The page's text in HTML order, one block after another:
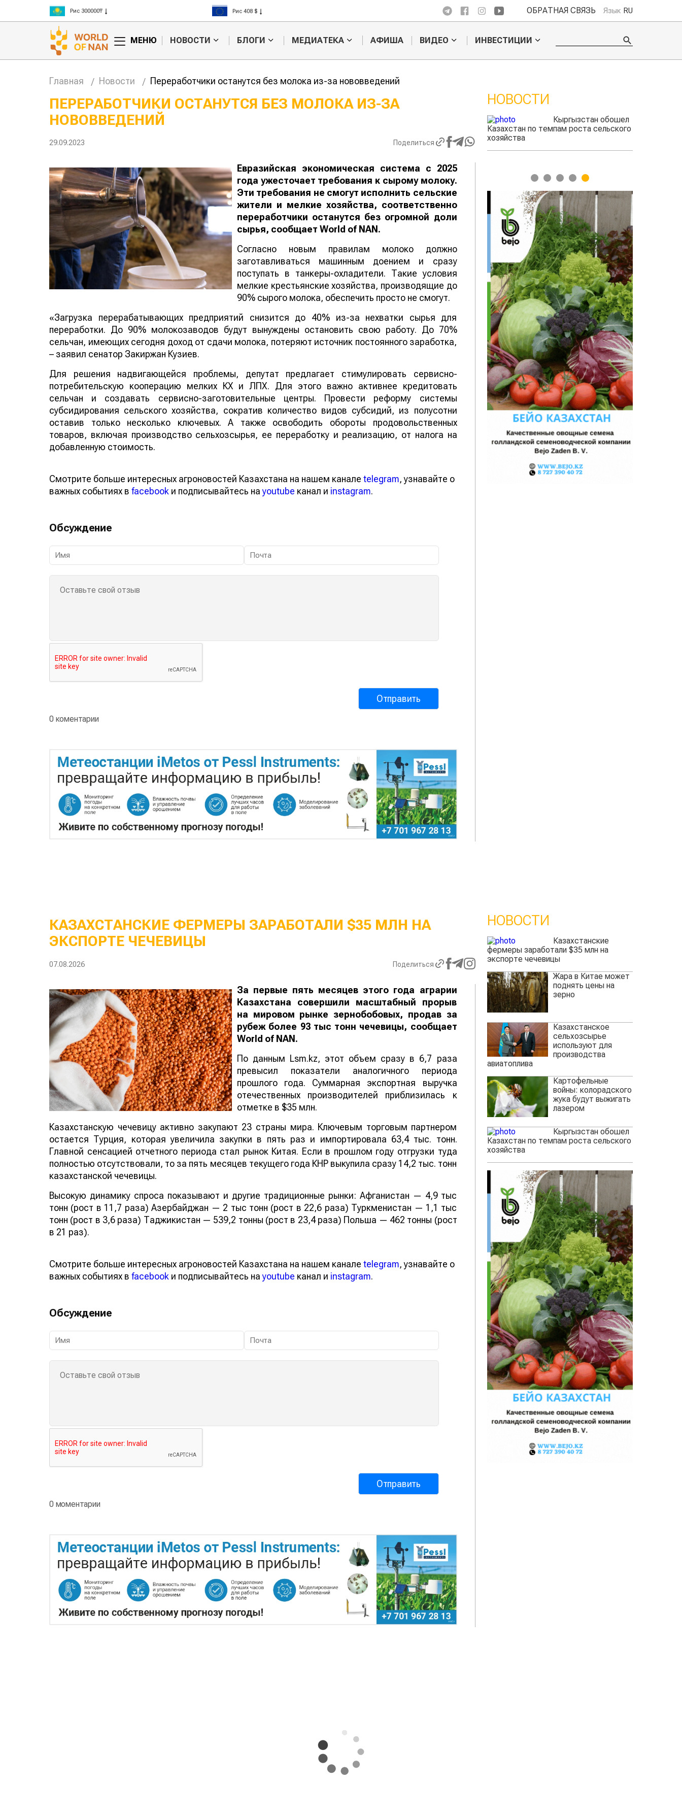
Рис 300000₸
Пшеница 3 класс 125000₸
Рис 408 $
Пшеница 423 $
ОБРАТНАЯ СВЯЗЬ Язык RU
МЕНЮ НОВОСТИ БЛОГИ МЕДИАТЕКА АФИША ВИДЕО ИНВЕСТИЦИИ
Главная Новости Переработчики останутся без молока из-за нововведений
ПЕРЕРАБОТЧИКИ ОСТАНУТСЯ БЕЗ МОЛОКА ИЗ-ЗА
НОВОВВЕДЕНИЙ
29.09.2023 Поделиться
Евразийская экономическая система с 2025
года ужесточает требования к сырому молоку.
Эти требования не смогут исполнить сельские
жители и мелкие хозяйства, соответственно
переработчики останутся без огромной доли
сырья, сообщает World of NAN.
Согласно новым правилам молоко должно
заготавливаться машинным доением и сразу
поступать в танкеры-охладители. Такие условия
мелкие крестьянские хозяйства, производящие до
90% сырого молока, обеспечить просто не смогут.
«Загрузка перерабатывающих предприятий снизится до 40% из-за нехватки сырья для
переработки. До 90% молокозаводов будут вынуждены остановить свою работу. До 70%
сельчан, имеющих сегодня доход от сдачи молока, потеряют источник постоянного заработка,
– заявил сенатор Закиржан Кузиев.
Для решения надвигающейся проблемы, депутат предлагает стимулировать сервисно-
потребительскую кооперацию мелких КХ и ЛПХ. Для этого важно активнее кредитовать
сельчан и создавать сервисно-заготовительные центры. Провести реформу системы
субсидирования сельского хозяйства, сократив количество видов субсидий, из полусотни
оставив только несколько ключевых. А также освободить обороты продовольственных
товаров, включая производство сельхозсырья, ее переработку и реализацию, от налога на
добавленную стоимость.
Смотрите больше интересных агроновостей Казахстана на нашем канале telegram, узнавайте о
важных событиях в facebook и подписывайтесь наyoutube канал и instagram.
Обсуждение
0 коментарии
НОВОСТИ
Казахстанские
фермеры заработали $35 млн на
экспорте чечевицы
1 2 3 4 5
КАЗАХСТАНСКИЕ ФЕРМЕРЫ ЗАРАБОТАЛИ $35 МЛН НА
ЭКСПОРТЕ ЧЕЧЕВИЦЫ
07.08.2026 Поделиться
За первые пять месяцев этого года аграрии
Казахстана совершили масштабный прорыв
на мировом рынке зернобобовых, продав за
рубеж более 93 тыс тонн чечевицы, сообщает
World of NAN .
По данным Lsm.kz, этот объем сразу в 6,7 раза
превысил показатели аналогичного периода
прошлого года. Суммарная экспортная выручка
отечественных производителей приблизилась к
отметке в $35 млн.
Казахстанскую чечевицу активно закупают 23 страны мира. Ключевым торговым партнером
остается Турция, которая увеличила закупки в пять раз и импортировала 63,4 тыс. тонн.
Главной сенсацией отчетного периода стал рынок Китая. Если в прошлом году отгрузки туда
полностью отсутствовали, то за пять месяцев текущего года КНР выкупила сразу 14,2 тыс. тонн
казахстанской чечевицы.
Высокую динамику спроса показывают и другие традиционные рынки: Афганистан — 4,9 тыс
тонн (рост в 11,7 раза) Азербайджан — 2 тыс тонн (рост в 22,6 раза) Туркменистан — 1,1 тыс
тонн (рост в 3,6 раза) Таджикистан — 539,2 тонны (рост в 23,4 раза) Польша — 462 тонны (рост
в 21 раз).
Смотрите больше интересных агроновостей Казахстана на нашем канале telegram, узнавайте о
важных событиях в facebook и подписывайтесь наyoutube канал и instagram.
Обсуждение
0 моментарии
НОВОСТИ
Казахстанские
фермеры заработали $35 млн на
экспорте чечевицы
Жара в Китае может
поднять цены на
зерно
Казахстанское
сельхозсырье
используют для
производства
авиатоплива
Картофельные
войны: колорадского
жука будут выжигать
лазером
Кыргызстан обошел
Казахстан по темпам роста сельского
хозяйства